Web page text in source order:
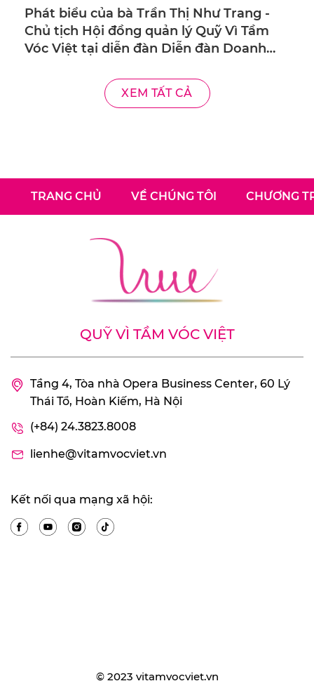
Phát biểu của bà Trần Thị Như Trang -
Chủ tịch Hội đồng quản lý Quỹ Vì Tầm
Vóc Việt tại diễn đàn Diễn đàn Doanh
trong kinh doanh – Từ Chính sách tới
XEM TẤT CẢ
TRANG CHỦ VỀ CHÚNG TÔI CHƯƠNG
QUỸ VÌ TẦM VÓC VIỆT
Tầng 4, Tòa nhà Opera Business Center, 60 Lý
Thái Tổ, Hoàn Kiếm, Hà Nội
(+84) 24.3823.8008
lienhe@vitamvocviet.vn
Kết nối qua mạng xã hội:
© 2023 vitamvocviet.vn